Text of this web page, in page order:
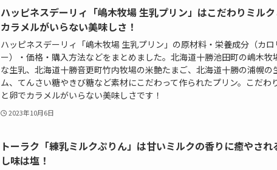
ハッピネスデーリィ「嶋木牧場 生乳プリン」はこだわりミル
カラメルがいらない美味しさ！
ハッピネスデーリィ「嶋木牧場 生乳プリン」の原材料・栄養成分（カロ
ー）・価格・購入方法などをまとめました。北海道十勝池田町の嶋木牧
な生乳、北海道十勝音更町竹内牧場の米艶たまご、北海道十勝の浦幌の
ム、てんさい糖やきび糖など素材にこだわって作られたプリン。こだわ
と卵でカラメルがいらない美味しさです！
2023年10月6日
トーラク「練乳ミルクぷりん」は甘いミルクの香りに癒やさ
し味は塩！